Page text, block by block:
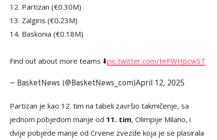
12. Partizan (€0.30M)
13. Zalgiris (€0.23M)
14. Baskonia (€0.18M)
Find out about more teams ⬇️pic.twitter.com/teFWHpcwST
— BasketNews (@BasketNews_com)April 12, 2025
Partizan je kao 12. tim na tabeli završio takmičenje, sa
jednom pobjedom manje od 11. tim, Olimpije Milano, i
dvije pobjede manje od Crvene zvezde koja je se plasirala